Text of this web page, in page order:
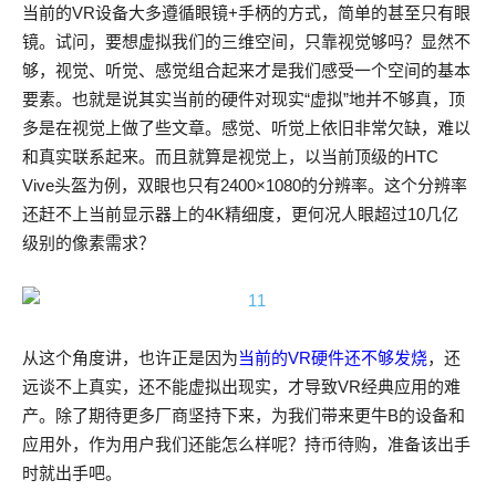
当前的VR设备大多遵循眼镜+手柄的方式，简单的甚至只有眼
镜。试问，要想虚拟我们的三维空间，只靠视觉够吗？显然不
够，视觉、听觉、感觉组合起来才是我们感受一个空间的基本
要素。也就是说其实当前的硬件对现实“虚拟”地并不够真，顶
多是在视觉上做了些文章。感觉、听觉上依旧非常欠缺，难以
和真实联系起来。而且就算是视觉上，以当前顶级的HTC
Vive头盔为例，双眼也只有2400×1080的分辨率。这个分辨率
还赶不上当前显示器上的4K精细度，更何况人眼超过10几亿
级别的像素需求？
从这个角度讲，也许正是因为当前的VR硬件还不够发烧，还
远谈不上真实，还不能虚拟出现实，才导致VR经典应用的难
产。除了期待更多厂商坚持下来，为我们带来更牛B的设备和
应用外，作为用户我们还能怎么样呢？持币待购，准备该出手
时就出手吧。